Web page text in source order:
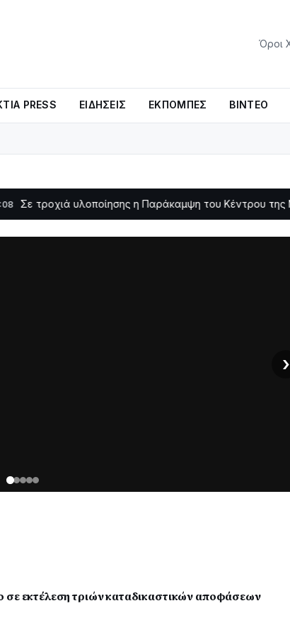
Όροι
PRESS ΕΙΔΉΣΕΙΣ ΕΚΠΟΜΠΈΣ ΒΊΝΤΕΟ
υλοποίησης η Παράκαμψη του Κέντρου της
›
σε εκτέλεση τριών καταδικαστικών αποφάσεων